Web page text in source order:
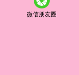
微信朋友圈